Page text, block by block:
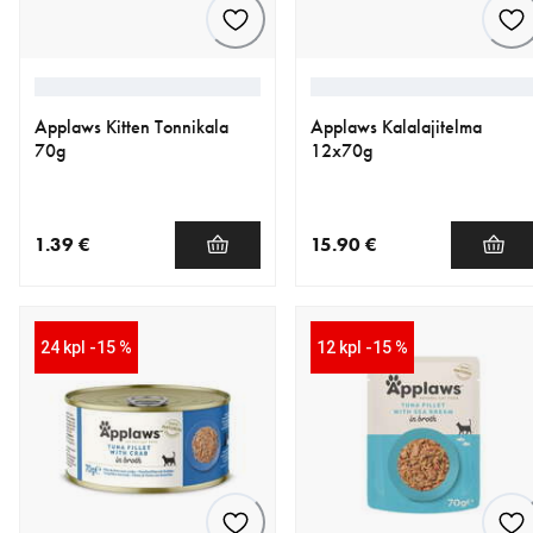
Applaws Kitten Tonnikala
70g
1.39 €
Applaws Kalalajitelma
12x70g
15.90 €
24 kpl -15 % 12 kpl -15 %